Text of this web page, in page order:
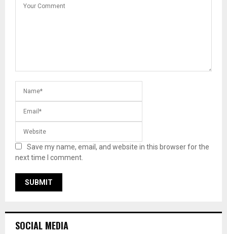
Save my name, email, and website in this browser for the
next time I comment.
SOCIAL MEDIA